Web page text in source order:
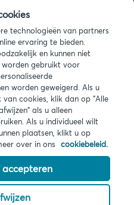
van Arkéa Direct Bank NV
technologieën van partners
ervaring te bieden.
en kunnen niet
gebruikt voor
worden geweigerd. Als u
cookies, klik dan op "Alle
als u alleen
Als u individueel wilt
plaatsen, klikt u op
over in ons cookiebeleid.
accepteren